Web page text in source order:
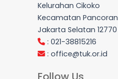
Kelurahan Cikoko
Kecamatan Pancoran
Jakarta Selatan 12770
: 021-38815216
: office@tuk.or.id